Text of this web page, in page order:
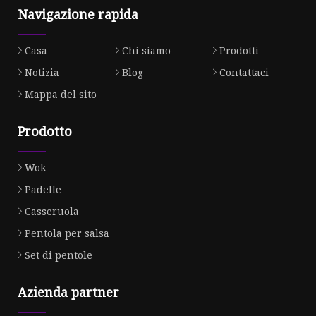
Navigazione rapida
Casa Chi siamo
Prodotti
Notizia
Blog
Contattaci
Mappa del sito
Prodotto
Wok
Padelle
Casseruola
Pentola per salsa
Set di pentole
Azienda partner